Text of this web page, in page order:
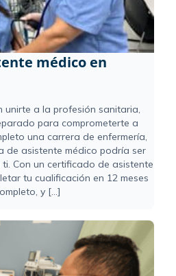
médico en
unirte a la profesión sanitaria,
para comprometerte a
una carrera de enfermería,
de asistente médico podría ser
Con un certificado de asistente
tu cualificación en 12 meses
y [...]